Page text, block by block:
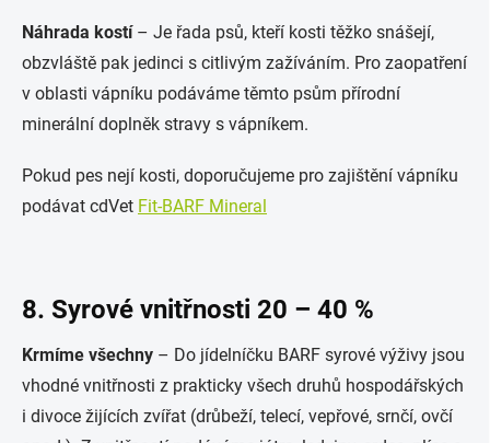
Náhrada kostí– Je řada psů, kteří kosti těžko snášejí,
obzvláště pak jedinci s citlivým zažíváním. Pro zaopatření
v oblasti vápníku podáváme těmto psům přírodní
minerální doplněk stravy s vápníkem.
Pokud pes nejí kosti, doporučujeme pro zajištění vápníku
podávat cdVet Fit-BARF Mineral
8. Syrové vnitřnosti 20 – 40 %
Krmíme všechny – Do jídelníčku BARF syrové výživy jsou
vhodné vnitřnosti z prakticky všech druhů hospodářských
i divoce žijících zvířat (drůbeží, telecí, vepřové, srnčí, ovčí